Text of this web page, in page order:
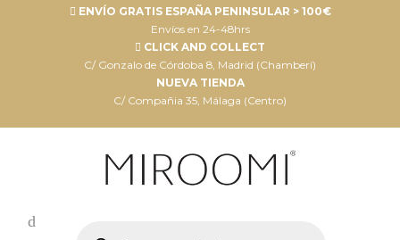
ENVÍO GRATIS ESPAÑA PENINSULAR > 100€
Envíos en 24-48hrs
CLICK AND COLLECT
C/ Gonzalo de Córdoba 8, Madrid (Chamberí)
NUEVA TIENDA
C/ Compañia 35, Málaga (Centro)